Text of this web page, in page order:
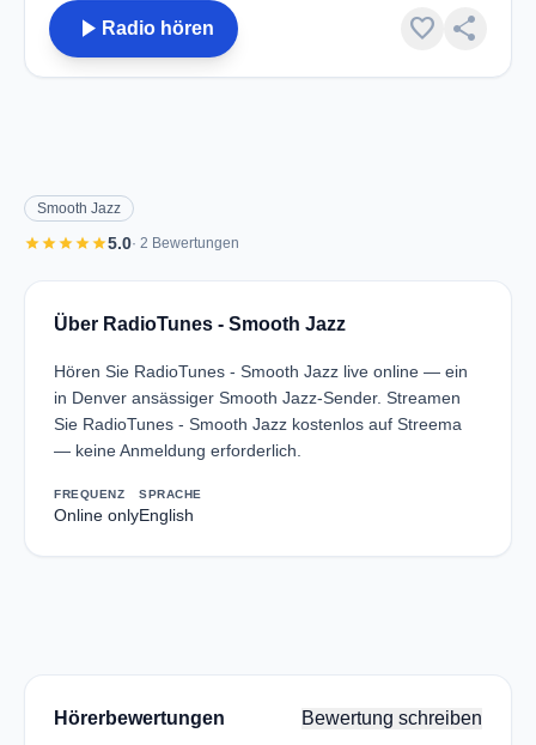
play_arrow Radio hören favorite share
Smooth Jazz
starstarstarstarstar5.0· 2 Bewertungen
Über RadioTunes - Smooth Jazz
Hören Sie RadioTunes - Smooth Jazz live online — ein
in Denver ansässiger Smooth Jazz-Sender. Streamen
Sie RadioTunes - Smooth Jazz kostenlos auf Streema
— keine Anmeldung erforderlich.
FREQUENZ
Online only
SPRACHE
English
Hörerbewertungen Bewertung schreiben